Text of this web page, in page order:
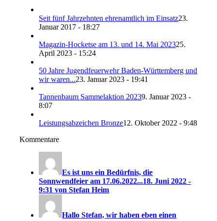
Seit fünf Jahrzehnten ehrenamtlich im Einsatz23.
Januar 2017 - 18:27
Magazin-Hocketse am 13. und 14. Mai 202325.
April 2023 - 15:24
50 Jahre Jugendfeuerwehr Baden-Württemberg und
wir waren...23. Januar 2023 - 19:41
Tannenbaum Sammelaktion 20239. Januar 2023 -
8:07
Leistungsabzeichen Bronze12. Oktober 2022 - 9:48
Kommentare
Es ist uns ein Bedürfnis, die
Sonnwendfeier am 17.06.2022...18. Juni 2022 -
9:31 von Stefan Heim
Hallo Stefan, wir haben eben einen